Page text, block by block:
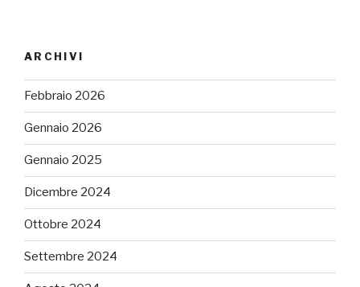
ARCHIVI
Febbraio 2026
Gennaio 2026
Gennaio 2025
Dicembre 2024
Ottobre 2024
Settembre 2024